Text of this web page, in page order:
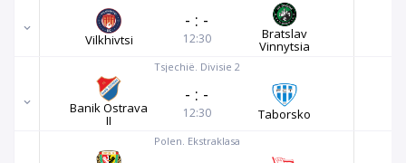
Vilkhivtsi
- : -
12:30 Bratslav
Vinnytsia
Tsjechië. Divisie 2
Banik Ostrava
II
- : -
12:30 Taborsko
Polen. Ekstraklasa